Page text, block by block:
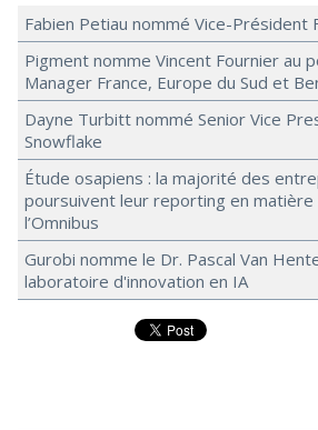
Fabien Petiau nommé Vice-Président
Pigment nomme Vincent Fournier au
Manager France, Europe du Sud et
Dayne Turbitt nommé Senior Vice
Snowflake
Étude osapiens : la majorité des
poursuivent leur reporting en
l’Omnibus
Gurobi nomme le Dr. Pascal Van
laboratoire d'innovation en IA